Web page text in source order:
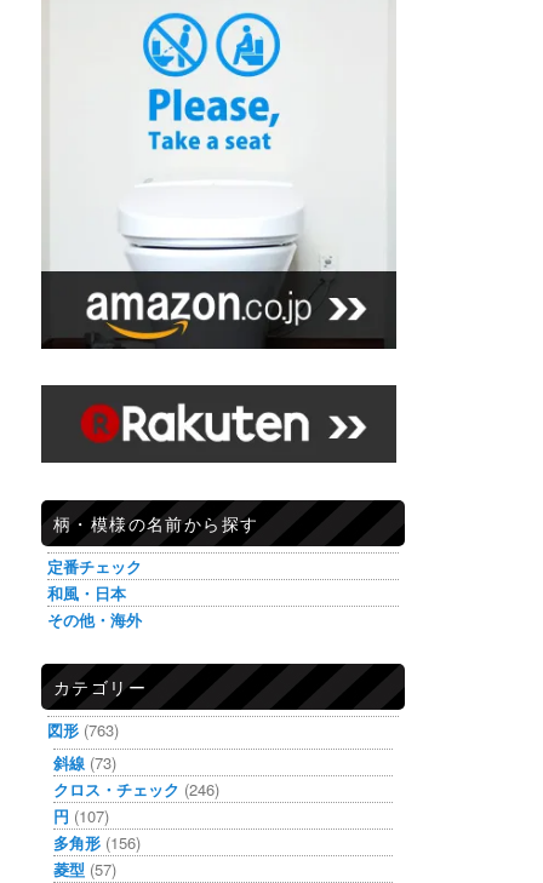
柄・模様の名前から探す
定番チェック
和風・日本
その他・海外
カテゴリー
図形 (763)
斜線 (73)
クロス・チェック (246)
円 (107)
多角形 (156)
菱型 (57)